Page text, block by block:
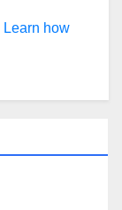
Learn how